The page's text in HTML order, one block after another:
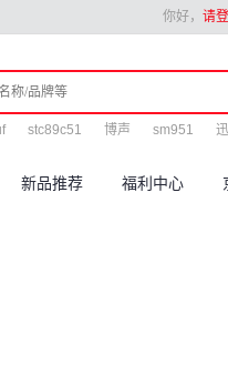
你好， 请
stc89c51 博声 sm951
新品推荐 福利中心